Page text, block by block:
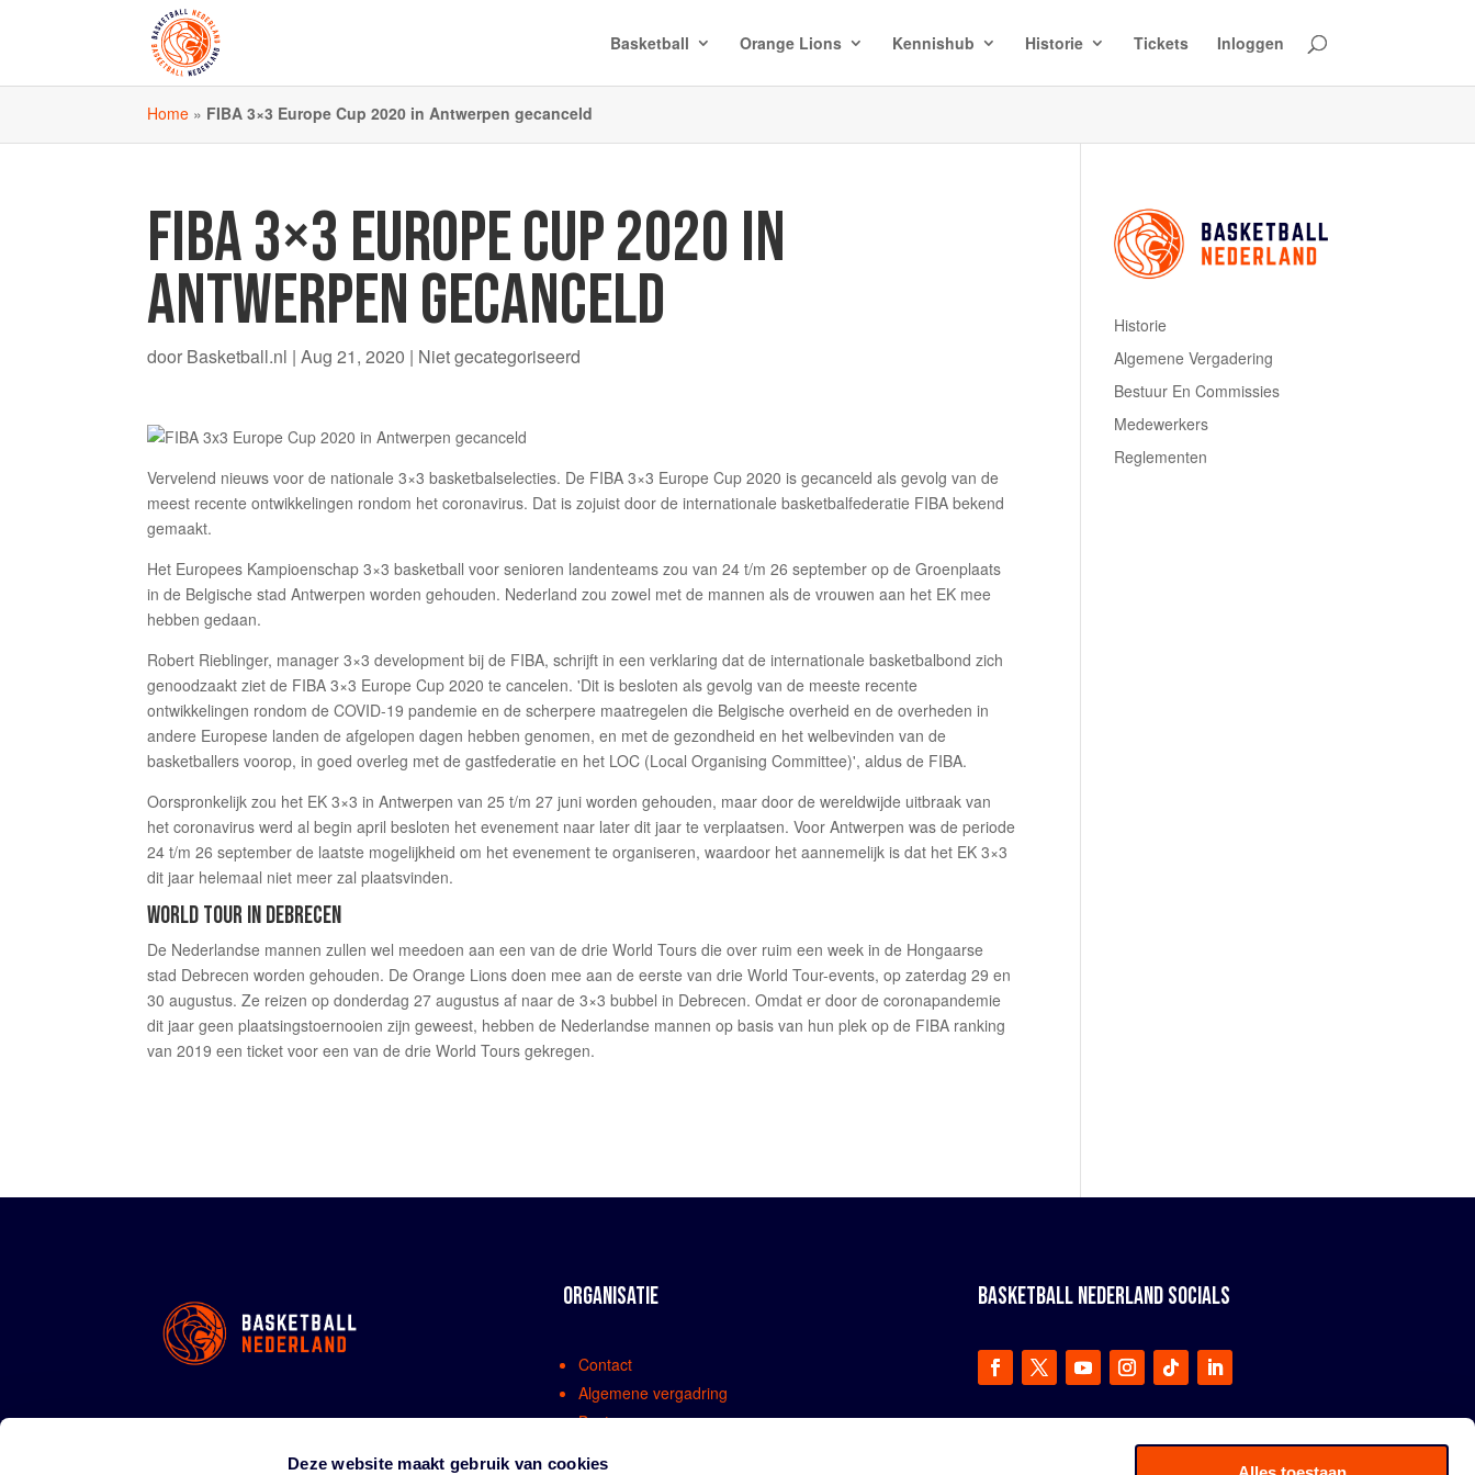
Deze website maakt gebruik van cookies
Basketball Orange Lions Kennishub Historie Tickets Inloggen
Home » FIBA 3×3 Europe Cup 2020 in Antwerpen gecanceld
FIBA 3×3 EUROPE CUP 2020 IN
ANTWERPEN GECANCELD
door Basketball.nl |Aug 21, 2020 | Niet gecategoriseerd
Vervelend nieuws voor de nationale 3×3 basketbalselecties. De FIBA 3×3 Europe Cup 2020 is gecanceld als gevolg van de
meest recente ontwikkelingen rondom het coronavirus. Dat is zojuist door de internationale basketbalfederatie FIBA bekend
gemaakt.
Het Europees Kampioenschap 3×3 basketball voor senioren landenteams zou van 24 t/m 26 september op de Groenplaats
in de Belgische stad Antwerpen worden gehouden. Nederland zou zowel met de mannen als de vrouwen aan het EK mee
hebben gedaan.
Robert Rieblinger, manager 3×3 development bij de FIBA, schrijft in een verklaring dat de internationale basketbalbond zich
genoodzaakt ziet de FIBA 3×3 Europe Cup 2020 te cancelen. 'Dit is besloten als gevolg van de meeste recente
ontwikkelingen rondom de COVID-19 pandemie en de scherpere maatregelen die Belgische overheid en de overheden in
andere Europese landen de afgelopen dagen hebben genomen, en met de gezondheid en het welbevinden van de
basketballers voorop, in goed overleg met de gastfederatie en het LOC (Local Organising Committee)', aldus de FIBA.
Oorspronkelijk zou het EK 3×3 in Antwerpen van 25 t/m 27 juni worden gehouden, maar door de wereldwijde uitbraak van
het coronavirus werd al begin april besloten het evenement naar later dit jaar te verplaatsen. Voor Antwerpen was de periode
24 t/m 26 september de laatste mogelijkheid om het evenement te organiseren, waardoor het aannemelijk is dat het EK 3×3
dit jaar helemaal niet meer zal plaatsvinden.
WORLD TOUR IN DEBRECEN
De Nederlandse mannen zullen wel meedoen aan een van de drie World Tours die over ruim een week in de Hongaarse
stad Debrecen worden gehouden. De Orange Lions doen mee aan de eerste van drie World Tour-events, op zaterdag 29 en
30 augustus. Ze reizen op donderdag 27 augustus af naar de 3×3 bubbel in Debrecen. Omdat er door de coronapandemie
dit jaar geen plaatsingstoernooien zijn geweest, hebben de Nederlandse mannen op basis van hun plek op de FIBA ranking
van 2019 een ticket voor een van de drie World Tours gekregen.
Historie
Algemene Vergadering
Bestuur En Commissies
Medewerkers
Reglementen
ORGANISATIE
Contact
Algemene vergadring
Bestuur
BASKETBALL NEDERLAND SOCIALS